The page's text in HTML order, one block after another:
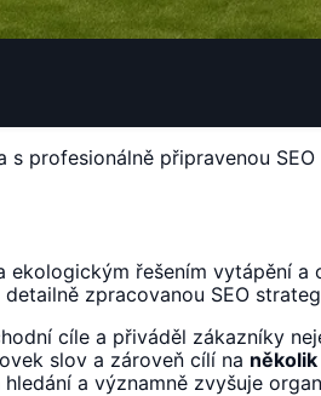
s profesionálně připravenou
ekologickým řešením vytápění
zpracovanou SEO
cíle a přiváděl zákazníky
slov a zároveň cílí na
a významně zvyšuje